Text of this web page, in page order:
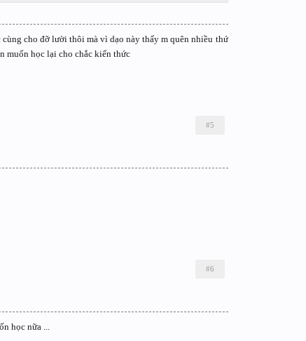
cho đỡ lười thôi mà vì dạo này thấy m quên nhiều thứ
muốn học lại cho chắc kiến thức
#5
#6
học nữa ...